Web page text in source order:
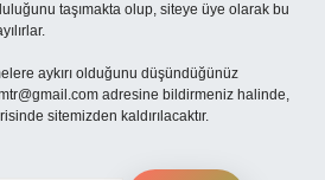
taşımakta olup, siteye üye olarak bu
aykırı olduğunu düşündüğünüz
adresine bildirmeniz halinde,
sitemizden kaldırılacaktır.